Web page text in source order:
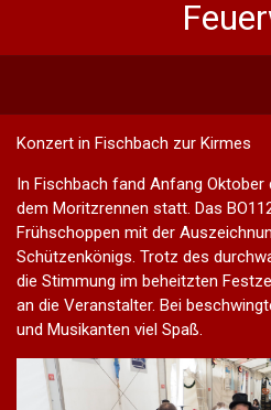
Konzert in Fischbach zur Kirmes
In Fischbach fand Anfang
dem Moritzrennen statt. Das
Frühschoppen mit der
Schützenkönigs. Trotz des
die Stimmung im beheitzten
an die Veranstalter. Bei
und Musikanten viel Spaß.